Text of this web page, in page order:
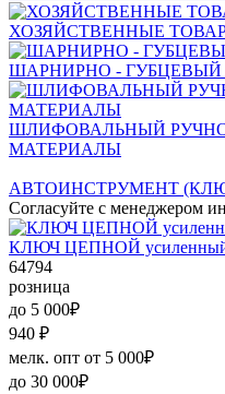
ХОЗЯЙСТВЕННЫЕ
ШАРНИРНО -
ШЛИФОВАЛЬНЫЙ
МАТЕРИАЛЫ
АВТОИНСТРУМЕНТ
Согласуйте с менеджером
КЛЮЧ ЦЕПНОЙ усиленный
64794
розница
до 5 000₽
940 ₽
мелк. опт от 5 000₽
до 30 000₽